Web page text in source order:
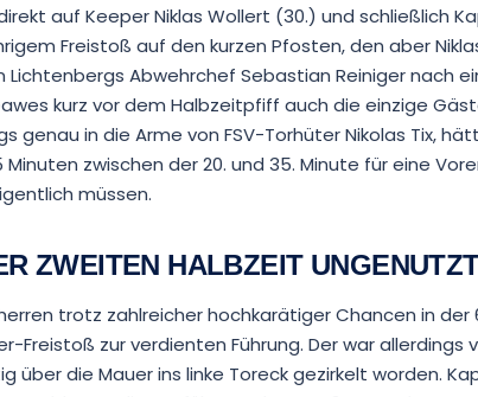
auf Keeper Niklas Wollert (30.) und schließlich
Freistoß auf den kurzen Pfosten, den aber
Lichtenbergs Abwehrchef Sebastian Reiniger nach
kurz vor dem Halbzeitpfiff auch die einzige
genau in die Arme von FSV-Torhüter Nikolas Tix,
Minuten zwischen der 20. und 35. Minute für eine
müssen.
ZWEITEN HALBZEIT
trotz zahlreicher hochkarätiger Chancen in der
Freistoß zur verdienten Führung. Der war allerdings
über die Mauer ins linke Toreck gezirkelt worden.